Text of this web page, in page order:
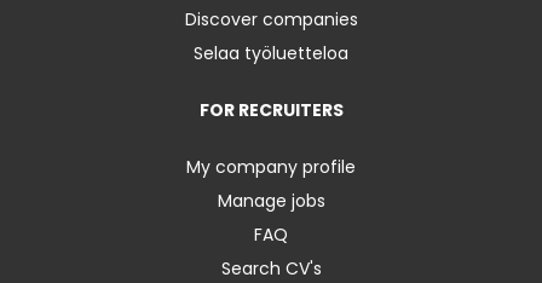
Discover companies
Selaa työluetteloa
FOR RECRUITERS
My company profile
Manage jobs
FAQ
Search CV's